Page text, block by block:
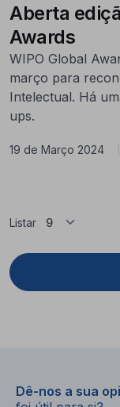
Aberta
Awards
WIPO Global
março para
Intelectual. Há
ups.
19 de Março 2024
Listar
Dê-nos a sua